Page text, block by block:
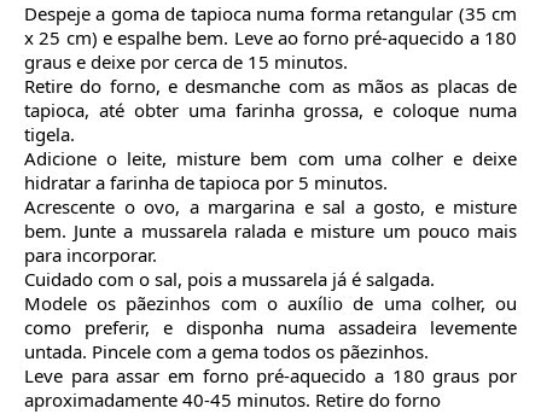
Despeje a goma de tapioca numa forma retangular (35 cm
x 25 cm) e espalhe bem. Leve ao forno pré-aquecido a 180
graus e deixe por cerca de 15 minutos.
Retire do forno, e desmanche com as mãos as placas de
tapioca, até obter uma farinha grossa, e coloque numa
tigela.
Adicione o leite, misture bem com uma colher e deixe
hidratar a farinha de tapioca por 5 minutos.
Acrescente o ovo, a margarina e sal a gosto, e misture
bem. Junte a mussarela ralada e misture um pouco mais
para incorporar.
Cuidado com o sal, pois a mussarela já é salgada.
Modele os pãezinhos com o auxílio de uma colher, ou
como preferir, e disponha numa assadeira levemente
untada. Pincele com a gema todos os pãezinhos.
Leve para assar em forno pré-aquecido a 180 graus por
aproximadamente 40-45 minutos. Retire do forno